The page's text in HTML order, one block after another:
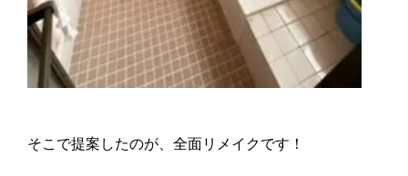
そこで提案したのが、全面リメイクです！